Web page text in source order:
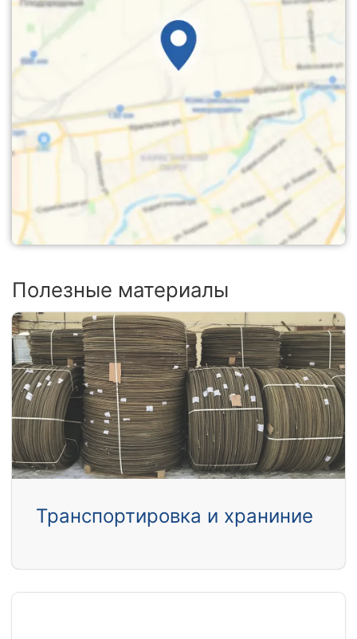
Полезные материалы
Транспортировка и храниние